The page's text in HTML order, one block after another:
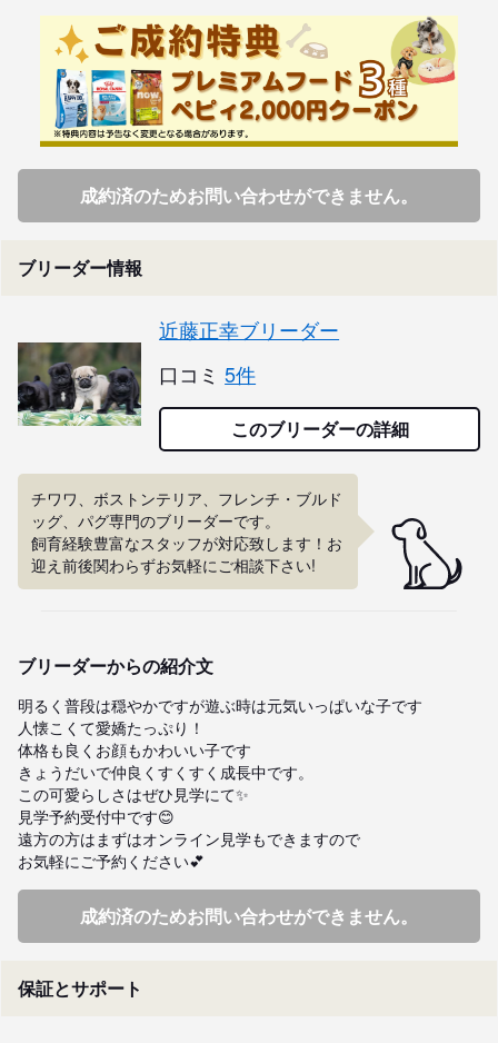
成約済のためお問い合わせができません。
ブリーダー情報
近藤正幸ブリーダー
口コミ 5件
このブリーダーの詳細
チワワ、ボストンテリア、フレンチ・ブルド
ッグ、パグ専門のブリーダーです。
飼育経験豊富なスタッフが対応致します！お
迎え前後関わらずお気軽にご相談下さい!
ブリーダーからの紹介文
明るく普段は穏やかですが遊ぶ時は元気いっぱいな子です
人懐こくて愛嬌たっぷり！
体格も良くお顔もかわいい子です
きょうだいで仲良くすくすく成長中です。
この可愛らしさはぜひ見学にて✨
見学予約受付中です😊
遠方の方はまずはオンライン見学もできますので
お気軽にご予約ください💕
成約済のためお問い合わせができません。
保証とサポート